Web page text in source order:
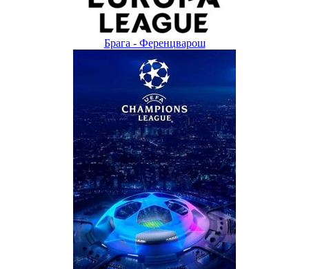
Брага - Ференцварош